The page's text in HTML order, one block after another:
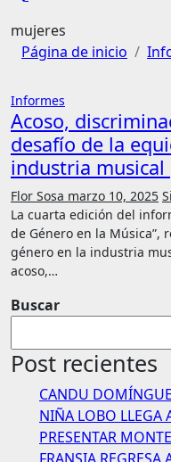
mujeres
Página de inicio
Informes
Acoso,
desafío de la
industria musical
Flor Sosa marzo 10, 2025
La cuarta edición del informe global “BE THE CHANGE: Equidad
de Género en la Música”,
género en la industria
acoso,…
Buscar
Post recientes
CANDU
NIÑA LOBO LLEGA
PRESENTAR